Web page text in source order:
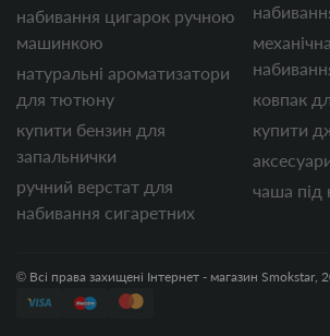
набивання цигарок ручною
машинкою
натуральні ароматизатори
для тютюну
купити бензин для
запальнички
ручний верстат для
набивання сигаретних
ковпак
купити
чаша під
© Всі права захищені Інтернет - магазин Smokstar,